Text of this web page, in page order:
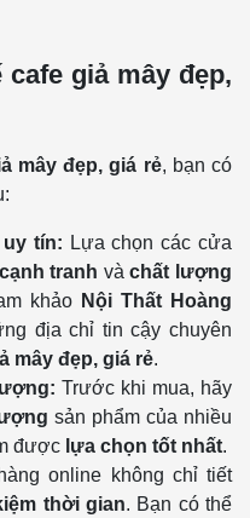
giả mây đẹp,
mây đẹp, giá rẻ, bạn có
tín: Lựa chọn các cửa
tranh vàchất lượng
khảo Nội Thất Hoàng
địa chỉ tin cậy chuyên
mây đẹp, giá rẻ.
Trước khi mua, hãy
sản phẩm của nhiều
được lựa chọn tốt nhất.
online không chỉ tiết
thời gian. Bạn có thể